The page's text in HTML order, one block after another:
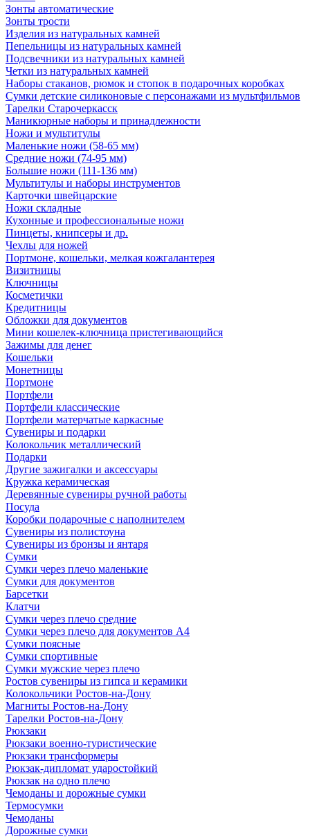
Зонты автоматические
Зонты трости
Изделия из натуральных камней
Пепельницы из натуральных камней
Подсвечники из натуральных камней
Четки из натуральных камней
Наборы стаканов, рюмок и стопок в подарочных коробках
Сумки детские силиконовые с персонажами из мультфильмов
Тарелки Старочеркасск
Маникюрные наборы и принадлежности
Ножи и мультитулы
Маленькие ножи (58-65 мм)
Средние ножи (74-95 мм)
Большие ножи (111-136 мм)
Мультитулы и наборы инструментов
Карточки швейцарские
Ножи складные
Кухонные и профессиональные ножи
Пинцеты, книпсеры и др.
Чехлы для ножей
Портмоне, кошельки, мелкая кожгалантерея
Визитницы
Ключницы
Косметички
Кредитницы
Обложки для документов
Мини кошелек-ключница пристегивающийся
Зажимы для денег
Кошельки
Монетницы
Портмоне
Портфели
Портфели классические
Портфели матерчатые каркасные
Сувениры и подарки
Колокольчик металлический
Подарки
Другие зажигалки и аксессуары
Кружка керамическая
Деревянные сувениры ручной работы
Посуда
Коробки подарочные с наполнителем
Сувениры из полистоуна
Сувениры из бронзы и янтаря
Сумки
Сумки через плечо маленькие
Сумки для документов
Барсетки
Клатчи
Сумки через плечо средние
Сумки через плечо для документов А4
Сумки поясные
Сумки спортивные
Сумки мужские через плечо
Ростов сувениры из гипса и керамики
Колокольчики Ростов-на-Дону
Магниты Ростов-на-Дону
Тарелки Ростов-на-Дону
Рюкзаки
Рюкзаки военно-туристические
Рюкзаки трансформеры
Рюкзак-дипломат ударостойкий
Рюкзак на одно плечо
Чемоданы и дорожные сумки
Термосумки
Чемоданы
Дорожные сумки